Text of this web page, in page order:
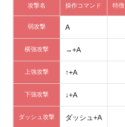
攻撃名 操作コマンド 特徴
弱攻撃 A
横強攻撃 →+A
上強攻撃 ↑+A
下強攻撃 ↓+A
ダッシュ攻撃 ダッシュ+A